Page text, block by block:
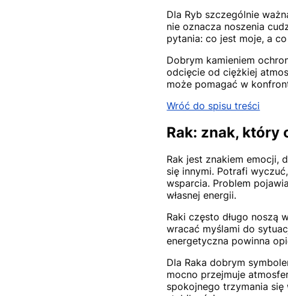
Dla Ryb szczególnie
nie oznacza noszenia
pytania: co jest moje, a
Dobrym kamieniem
odcięcie od ciężkiej
może pomagać w
Wróć do spisu treści
Rak: znak, który
Rak jest znakiem emocji,
się innymi. Potrafi
wsparcia. Problem
własnej energii.
Raki często długo noszą
wracać myślami do
energetyczna powinna
Dla Raka dobrym
mocno przejmuje
spokojnego trzymania się